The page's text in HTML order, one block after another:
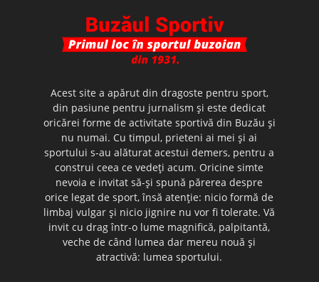
Acest site a apărut din dragoste pentru sport,
din pasiune pentru jurnalism şi este dedicat
oricărei forme de activitate sportivă din Buzău şi
nu numai. Cu timpul, prieteni ai mei şi ai
sportului s-au alăturat acestui demers, pentru a
construi ceea ce vedeţi acum. Oricine simte
nevoia e invitat să-şi spună părerea despre
orice legat de sport, însă atenţie: nicio formă de
limbaj vulgar şi nicio jignire nu vor fi tolerate. Vă
invit cu drag într-o lume magnifică, palpitantă,
veche de când lumea dar mereu nouă şi
atractivă: lumea sportului.